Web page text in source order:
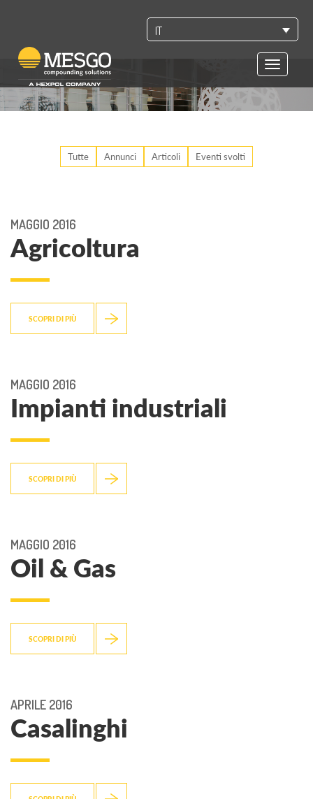
IT
Toggle
Tutte Annunci Articoli Eventi svolti
MAGGIO 2016
Agricoltura
SCOPRI DI PIÙ
MAGGIO 2016
Impianti industriali
SCOPRI DI PIÙ
MAGGIO 2016
Oil & Gas
SCOPRI DI PIÙ
APRILE 2016
Casalinghi